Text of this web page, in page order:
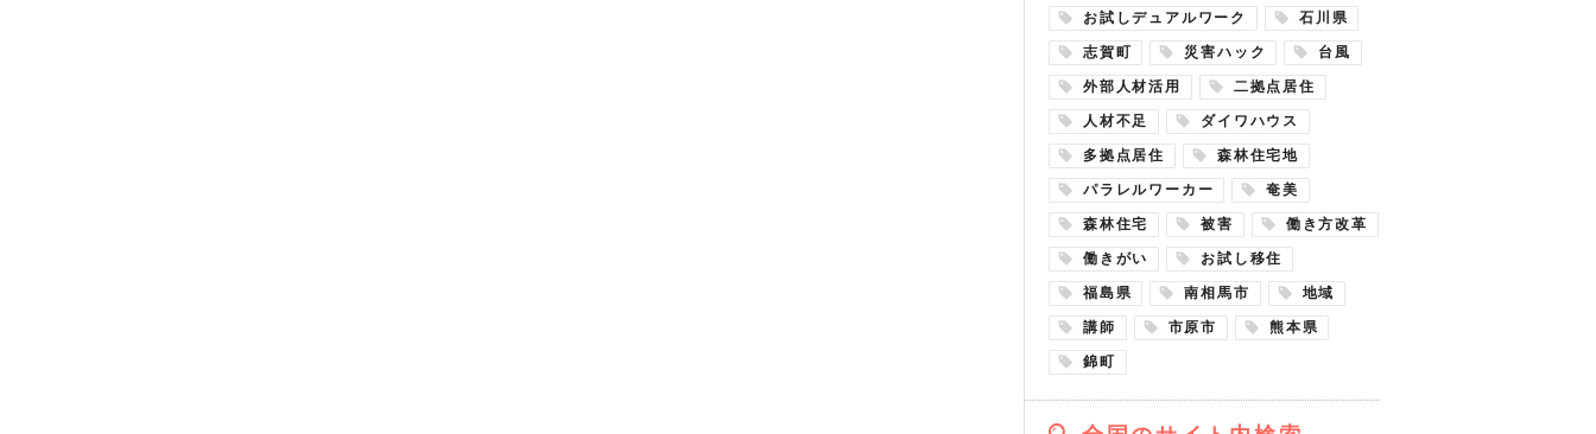
お試しデュアルワーク 石川県
志賀町 災害ハック 台風
外部人材活用 二拠点居住
人材不足 ダイワハウス
多拠点居住 森林住宅地
パラレルワーカー 奄美
森林住宅 被害 働き方改革
働きがい お試し移住
福島県 南相馬市 地域
講師 市原市 熊本県
錦町